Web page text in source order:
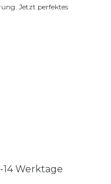
Jetzt perfektes
14 Werktage